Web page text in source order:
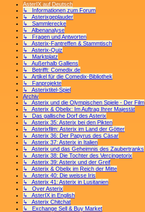
AsterIX auf Deutsch
↳ Informationen zum Forum
↳ Asterixgeplauder
↳ Sammlerecke
↳ Albenanalyse
↳ Fragen und Antworten
↳ Asterix-Fantreffen & Stammtisch
↳ Asterix-Quiz
↳ Marktplatz
↳ Außerhalb Galliens
↳ Betrifft: Comedix.de
↳ Artikel für die Comedix-Bibliothek
↳ Fanprojekte
↳ Asterixtitel-Spiel
Archiv
↳ Asterix und die Olympischen Spiele - Der Film
↳ Asterix & Obelix: Im Auftrag Ihrer Majestät
↳ Das gallische Dorf des Asterix
↳ Asterix 35: Asterix bei den Pikten
↳ Asterixfilm: Asterix im Land der Götter
↳ Asterix 36: Der Papyrus des Cäsar
↳ Asterix 37: Asterix in Italien
↳ Asterix und das Geheimnis des Zaubertranks
↳ Asterix 38: Die Tochter des Vercingetorix
↳ Asterix 39: Asterix und der Greif
↳ Asterix & Obelix im Reich der Mitte
↳ Asterix 40: Die weisse Iris
↳ Asterix 41: Asterix in Lusitanien
↳ Over Asterix
↳ AsterIX in English
↳ Asterix Chitchat
↳ Exchange Sell & Buy Market